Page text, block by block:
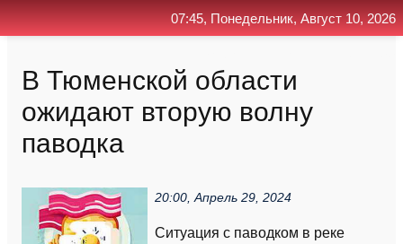
В Тюменской области
ожидают вторую волну
паводка
20:00, Апрель 29, 2024
Ситуация с паводком в реке
07:45, Понедельник, Август 10, 2026